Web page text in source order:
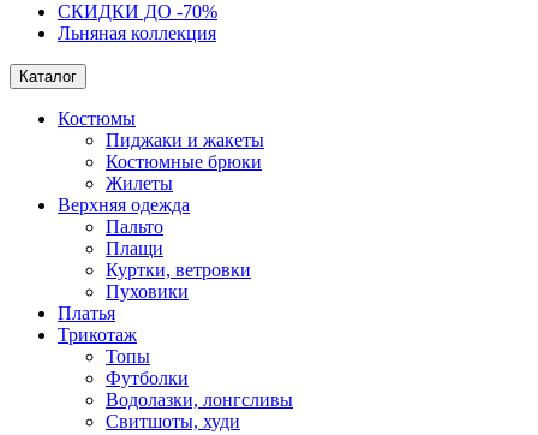
СКИДКИ ДО -70%
Льняная коллекция
Каталог
Костюмы
Пиджаки и жакеты
Костюмные брюки
Жилеты
Верхняя одежда
Пальто
Плащи
Куртки, ветровки
Пуховики
Платья
Трикотаж
Топы
Футболки
Водолазки, лонгсливы
Свитшоты, худи